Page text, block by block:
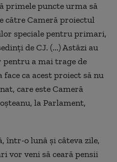
primele puncte urma să
către Cameră proiectul
speciale pentru primari,
de CJ. (...) Astăzi au
a mai trage de
ca acest proiect să nu
care este Cameră
la Parlament,
într-o lună şi câteva zile,
vor veni să ceară pensii